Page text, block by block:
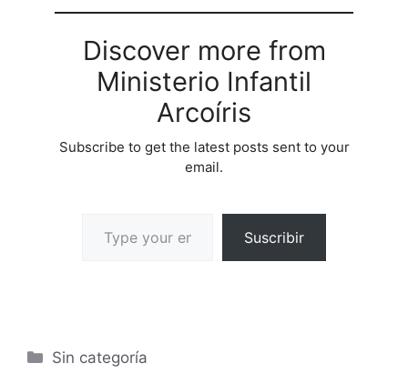
PARTICIPANTES: Todo
tipo de grupos desde los
Discover more from
Ministerio Infantil
Arcoíris
Subscribe to get the latest posts sent to your
email.
Suscribir
Sin categoría